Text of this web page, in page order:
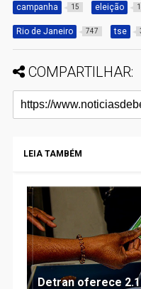
campanha 15 eleição
Rio de Janeiro 747 tse
COMPARTILHAR:
LEIA TAMBÉM
Detran oferece